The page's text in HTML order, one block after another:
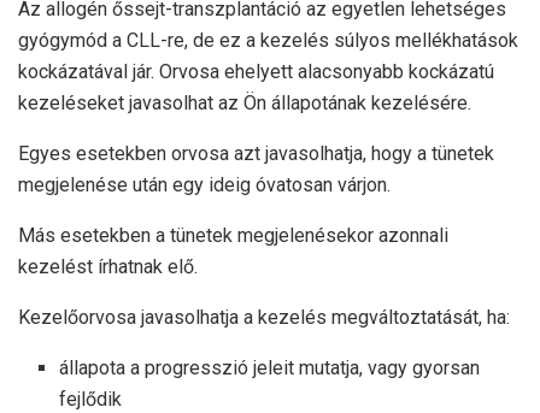
Az allogén őssejt-transzplantáció az egyetlen lehetséges
gyógymód a CLL-re, de ez a kezelés súlyos mellékhatások
kockázatával jár. Orvosa ehelyett alacsonyabb kockázatú
kezeléseket javasolhat az Ön állapotának kezelésére.
Egyes esetekben orvosa azt javasolhatja, hogy a tünetek
megjelenése után egy ideig óvatosan várjon.
Más esetekben a tünetek megjelenésekor azonnali
kezelést írhatnak elő.
Kezelőorvosa javasolhatja a kezelés megváltoztatását, ha:
állapota a progresszió jeleit mutatja, vagy gyorsan
fejlődik